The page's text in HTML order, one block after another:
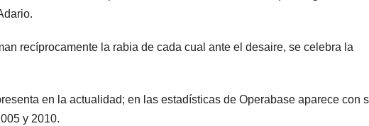
recíprocamente la rabia de cada cual ante el desaire, se celebra la
en la actualidad; en las estadísticas de Operabase aparece con
y 2010.